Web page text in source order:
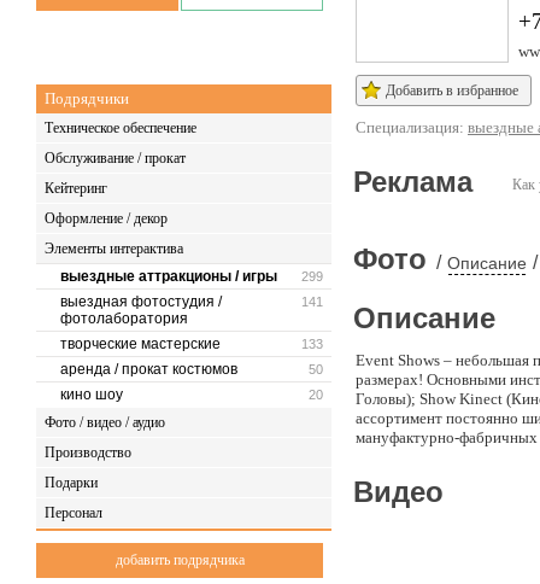
Подрядчики
Техническое обеспечение
Обслуживание / прокат
Кейтеринг
Оформление / декор
Элементы интерактива
299
выездные аттракционы / игры
141
выездная фотостудия /
фотолаборатория
133
творческие мастерские
50
аренда / прокат костюмов
20
кино шоу
Фото / видео / аудио
Производство
Подарки
Персонал
добавить подрядчика
Добавить в избранное
Специализация: выездные
Как
Реклама
Фото / Описание /
Описание
Event Shows – небольшая
размерах! Основными
Головы); Show Kinect
ассортимент постоянно
мануфактурно-фабричных
Видео